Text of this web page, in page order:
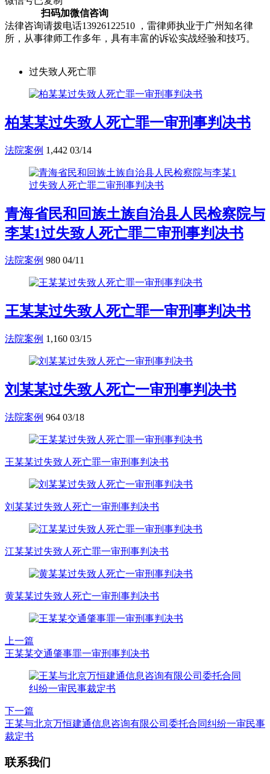
扫码加微信咨询
法律咨询请拨电话13926122510 ，雷律师执业于广州知名律
所，从事律师工作多年，具有丰富的诉讼实战经验和技巧。
过失致人死亡罪
柏某某过失致人死亡罪一审刑事判决书
法院案例 1,442 03/14
青海省民和回族土族自治县人民检察院与
李某1过失致人死亡罪二审刑事判决书
法院案例 980 04/11
王某某过失致人死亡罪一审刑事判决书
法院案例 1,160 03/15
刘某某过失致人死亡一审刑事判决书
法院案例 964 03/18
王某某过失致人死亡罪一审刑事判决书
刘某某过失致人死亡一审刑事判决书
江某某过失致人死亡罪一审刑事判决书
黄某某过失致人死亡一审刑事判决书
上一篇
王某某交通肇事罪一审刑事判决书
下一篇
王某与北京万恒建通信息咨询有限公司委托合同纠纷一审民事
裁定书
联系我们